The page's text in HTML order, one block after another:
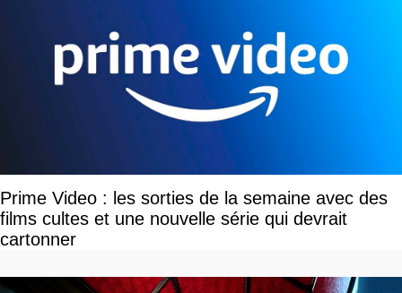
Prime Video : les sorties de la semaine avec des
films cultes et une nouvelle série qui devrait
cartonner